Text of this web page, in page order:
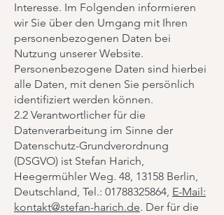
Interesse. Im Folgenden informieren
wir Sie über den Umgang mit Ihren
personenbezogenen Daten bei
Nutzung unserer Website.
Personenbezogene Daten sind hierbei
alle Daten, mit denen Sie persönlich
identifiziert werden können.
2.2 Verantwortlicher für die
Datenverarbeitung im Sinne der
Datenschutz-Grundverordnung
(DSGVO) ist Stefan Harich,
Heegermühler Weg. 48, 13158 Berlin,
Deutschland, Tel.: 01788325864, E-Mail:
kontakt@stefan-harich.de. Der für die